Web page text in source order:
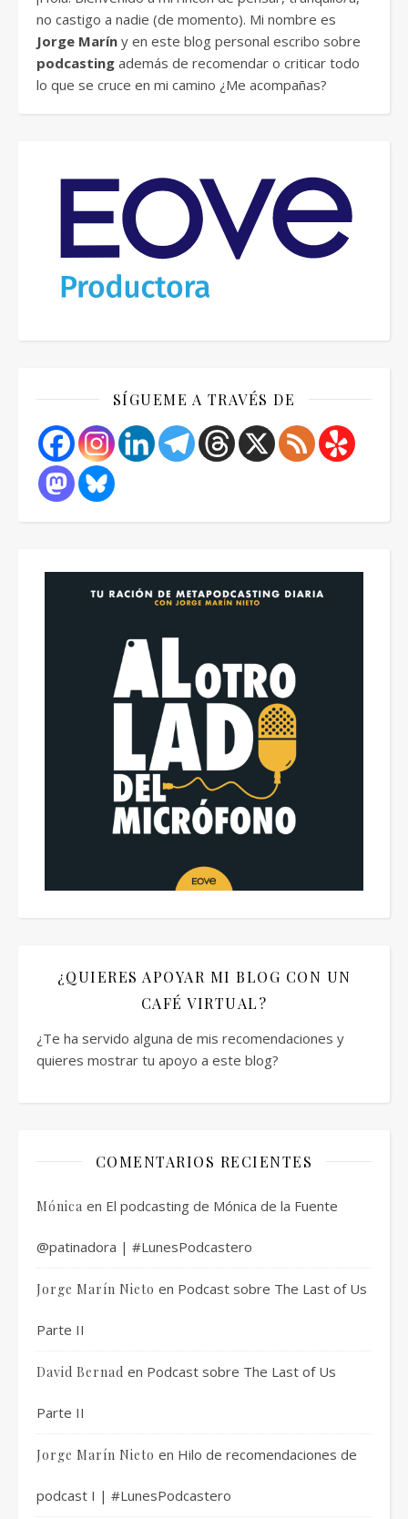
no castigo a nadie (de momento). Mi nombre es
Jorge Marín y en este blog personal escribo sobre
podcasting además de recomendar o criticar todo
lo que se cruce en mi camino ¿Me acompañas?
SÍGUEME A TRAVÉS DE
¿QUIERES APOYAR MI BLOG CON UN
CAFÉ VIRTUAL?
¿Te ha servido alguna de mis recomendaciones y
quieres mostrar tu apoyo a este blog?
COMENTARIOS RECIENTES
Mónica en El podcasting de Mónica de la Fuente
@patinadora | #LunesPodcastero
Jorge Marín Nieto en Podcast sobre The Last of Us
Parte II
David Bernad en Podcast sobre The Last of Us
Parte II
Jorge Marín Nieto en Hilo de recomendaciones de
podcast I | #LunesPodcastero